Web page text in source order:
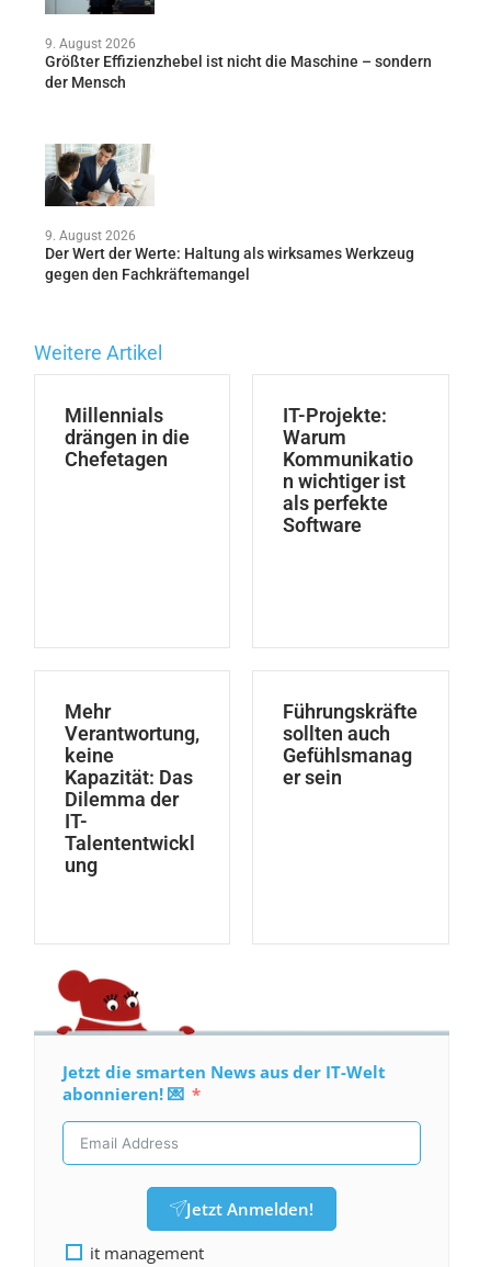
9. August 2026
Größter Effizienzhebel ist nicht die Maschine – sondern
der Mensch
9. August 2026
Der Wert der Werte: Haltung als wirksames Werkzeug
gegen den Fachkräftemangel
Weitere Artikel
Millennials
drängen in die
Chefetagen
IT-Projekte:
Warum
Kommunikatio
n wichtiger ist
als perfekte
Software
Mehr
Verantwortung,
keine
Kapazität: Das
Dilemma der
IT-
Talententwickl
ung
Führungskräfte
sollten auch
Gefühlsmanag
er sein
Jetzt die smarten News aus der IT-Welt
abonnieren! 💌
Jetzt Anmelden!
it management